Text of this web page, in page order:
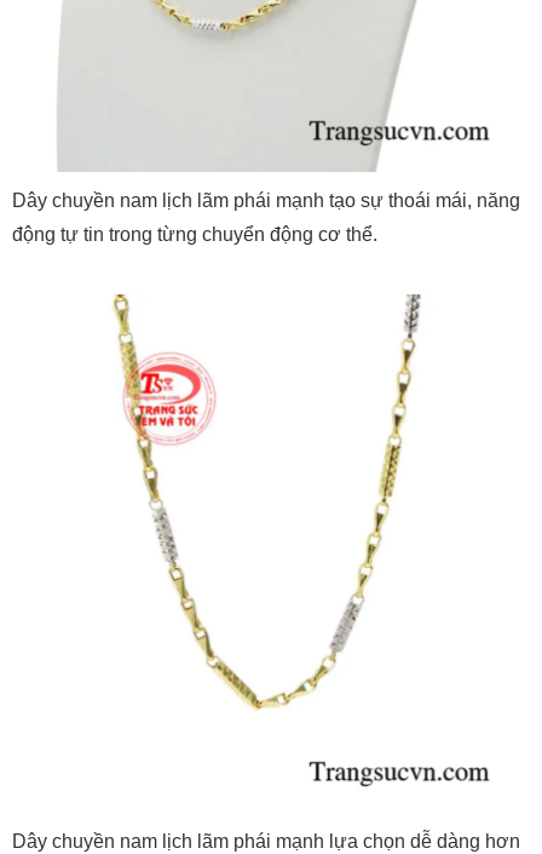
Dây chuyền nam lịch lãm phái mạnh tạo sự thoái mái, năng
động tự tin trong từng chuyển động cơ thể.
Dây chuyền nam lịch lãm phái mạnh lựa chọn dễ dàng hơn